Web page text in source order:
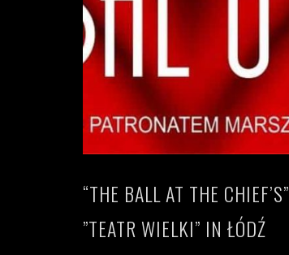
“THE BALL AT THE
”TEATR WIELKI” IN ŁÓDŹ